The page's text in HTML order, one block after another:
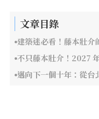
文章目錄
建築迷必看！藤本壯
不只藤本壯介！2027
邁向下一個十年：從